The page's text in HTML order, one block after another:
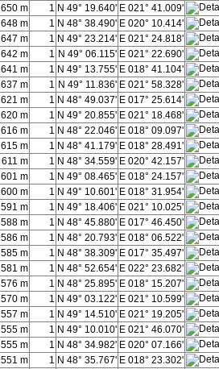
650 m 1 N 49° 19.640' E 021° 41.009'
648 m 1 N 48° 38.490' E 020° 10.414'
647 m 1 N 49° 23.214' E 021° 24.818'
642 m 1 N 49° 06.115' E 021° 22.690'
641 m 1 N 49° 13.755' E 018° 41.104'
637 m 1 N 49° 11.836' E 021° 58.328'
621 m 1 N 48° 49.037' E 017° 25.614'
620 m 1 N 49° 20.855' E 021° 18.468'
616 m 1 N 48° 22.046' E 018° 09.097'
615 m 1 N 48° 41.179' E 018° 28.491'
611 m 1 N 48° 34.559' E 020° 42.157'
601 m 1 N 49° 08.465' E 018° 24.157'
600 m 1 N 49° 10.601' E 018° 31.954'
591 m 1 N 49° 18.406' E 021° 10.025'
588 m 1 N 48° 45.880' E 017° 46.450'
586 m 1 N 48° 20.793' E 018° 06.522'
585 m 1 N 48° 38.309' E 017° 35.497'
581 m 1 N 48° 52.654' E 022° 23.682'
576 m 1 N 48° 25.895' E 018° 15.207'
570 m 1 N 49° 03.122' E 021° 10.599'
557 m 1 N 49° 14.510' E 021° 19.205'
555 m 1 N 49° 10.010' E 021° 46.070'
555 m 1 N 48° 34.982' E 020° 07.166'
551 m 1 N 48° 35.767' E 018° 23.302'